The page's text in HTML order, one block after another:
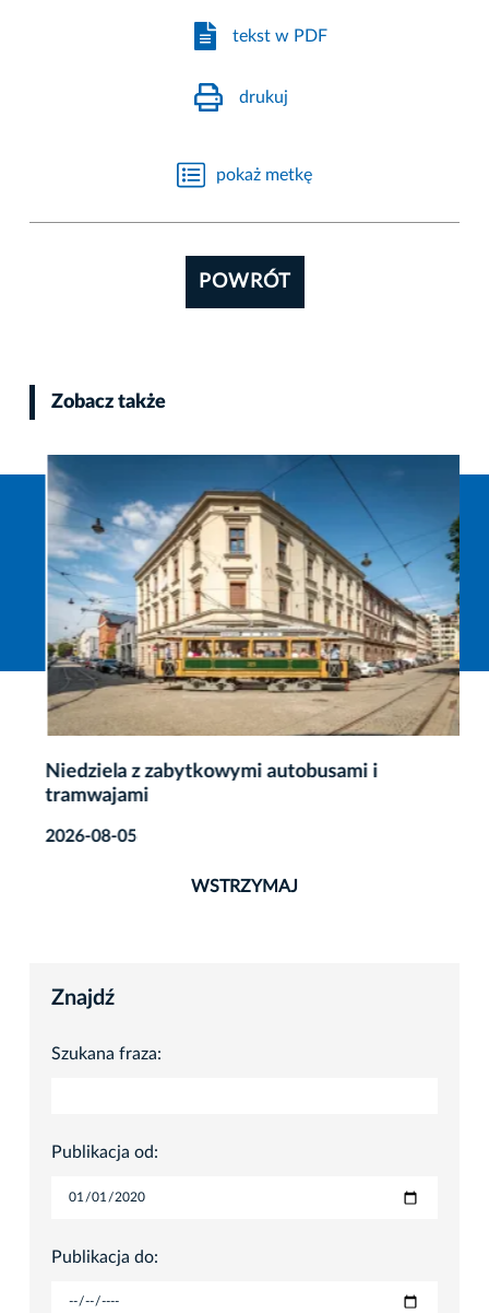
tekst w PDF
drukuj
pokaż metkę
POWRÓT
Zobacz także
Niedziela z zabytkowymi autobusami i
tramwajami
2026-08-05
WSTRZYMAJ
Znajdź
Szukana fraza:
Publikacja od:
Publikacja do: